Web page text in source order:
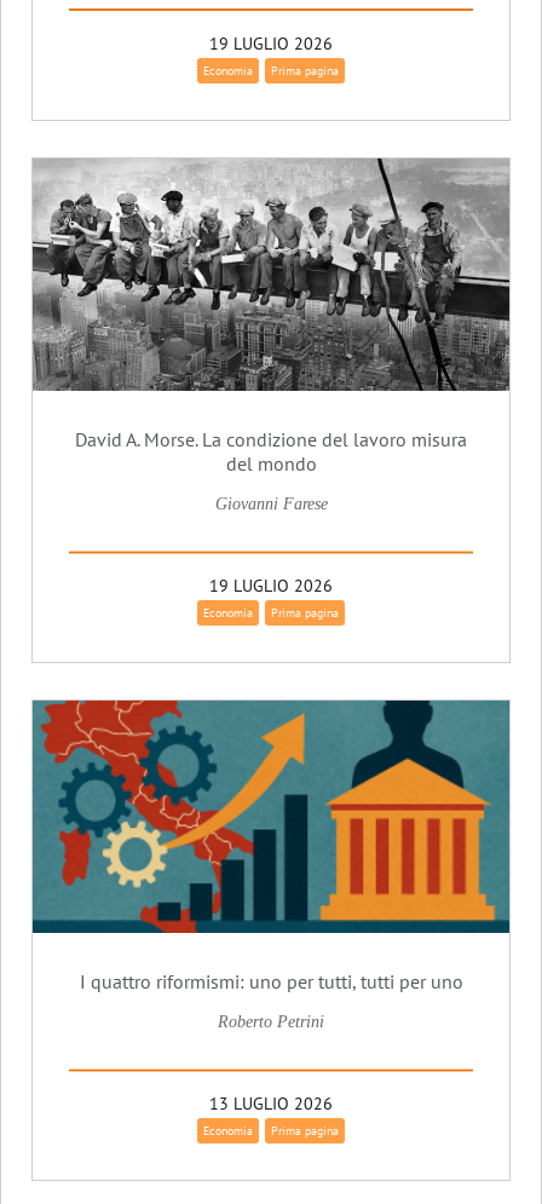
19 LUGLIO 2026
Economia Prima pagina
David A. Morse. La condizione del lavoro misura
del mondo
Giovanni Farese
19 LUGLIO 2026
Economia Prima pagina
I quattro riformismi: uno per tutti, tutti per uno
Roberto Petrini
13 LUGLIO 2026
Economia Prima pagina